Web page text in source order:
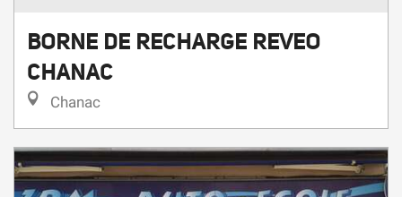
BORNE DE RECHARGE REVEO
CHANAC
Chanac